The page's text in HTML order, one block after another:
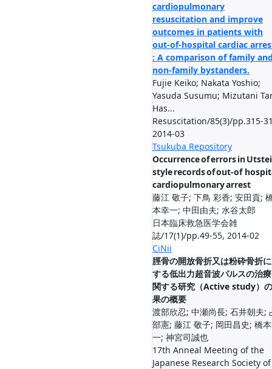
cardiopulmonary
resuscitation and improve
outcomes in patients with
out-of-hospital cardiac
: A comparison of family
non-family bystanders.
Fujie Keiko; Nakata Yoshio;
Yasuda Susumu; Mizutani
Has...
Resuscitation/85(3)/pp.315-
2014-03
Tsukuba Repository
Occurrence of errors in
style records of out-of
cardiopulmonary arrest
藤江 敬子; 下鳥 彩香; 安田貢;
本幸一; 中田由夫; 水谷太郎
日本臨床救急医学会雑
誌/17(1)/pp.49-55, 2014-02
CiNii
脛骨の開放骨折又は粉砕骨折
する低出力超音波パルスの治
関する研究（Active study）
果の概要
渡部欣忍; 中瀬尚長; 石井朝夫;
部憲; 藤江 敬子; 岡田昌史; 橋
一; 神宮司誠也
17th Anneal Meeting of the
Japanese Research Society of